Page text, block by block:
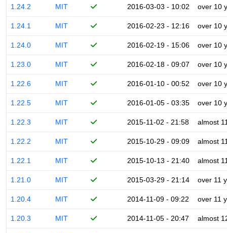
1.24.2 MIT 2016-03-03 - 10:02 over 10
1.24.1 MIT 2016-02-23 - 12:16 over 10
1.24.0 MIT 2016-02-19 - 15:06 over 10
1.23.0 MIT 2016-02-18 - 09:07 over 10
1.22.6 MIT 2016-01-10 - 00:52 over 10
1.22.5 MIT 2016-01-05 - 03:35 over 10
1.22.3 MIT 2015-11-02 - 21:58 almost
1.22.2 MIT 2015-10-29 - 09:09 almost
1.22.1 MIT 2015-10-13 - 21:40 almost
1.21.0 MIT 2015-03-29 - 21:14 over 11
1.20.4 MIT 2014-11-09 - 09:22 over 11
1.20.3 MIT 2014-11-05 - 20:47 almost